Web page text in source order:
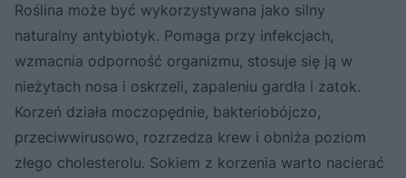
Roślina może być wykorzystywana jako silny
naturalny antybiotyk. Pomaga przy infekcjach,
wzmacnia odporność organizmu, stosuje się ją w
nieżytach nosa i oskrzeli, zapaleniu gardła i zatok.
Korzeń działa moczopędnie, bakteriobójczo,
przeciwwirusowo, rozrzedza krew i obniża poziom
złego cholesterolu. Sokiem z korzenia warto nacierać